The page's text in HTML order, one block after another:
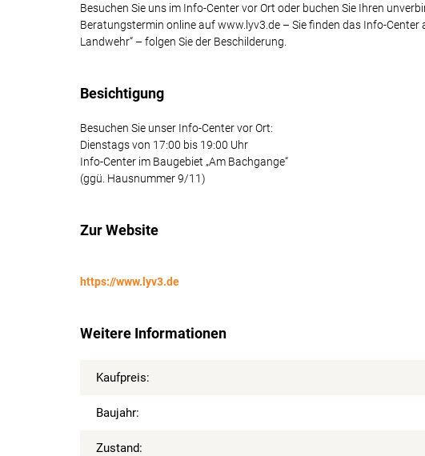
Besuchen Sie uns im Info-Center vor Ort oder buchen Sie Ihren
Beratungstermin online auf www.lyv3.de – Sie finden das Info-Center
Landwehr“ – folgen Sie der Beschilderung.
Besichtigung
Besuchen Sie unser Info-Center vor Ort:
Dienstags von 17:00 bis 19:00 Uhr
Info-Center im Baugebiet „Am Bachgange“
(ggü. Hausnummer 9/11)
Zur Website
https://www.lyv3.de
Weitere Informationen
Kaufpreis:
Baujahr:
Zustand: